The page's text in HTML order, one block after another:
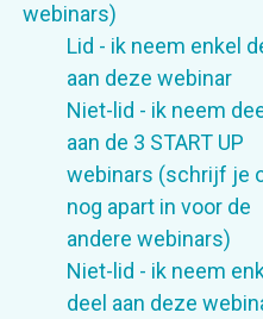
webinars)
Lid - ik neem enkel
aan deze webinar
Niet-lid - ik neem
aan de 3 START UP
webinars (schrijf je
nog apart in voor de
andere webinars)
Niet-lid - ik neem
deel aan deze